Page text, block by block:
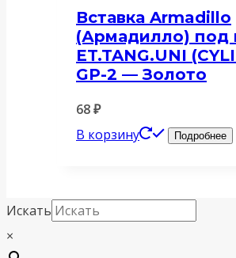
Вставка Armadillo
(Армадилло) под
ET.TANG.UNI
GP-2 — Золото
68₽
В корзину
Подробнее
Искать
×